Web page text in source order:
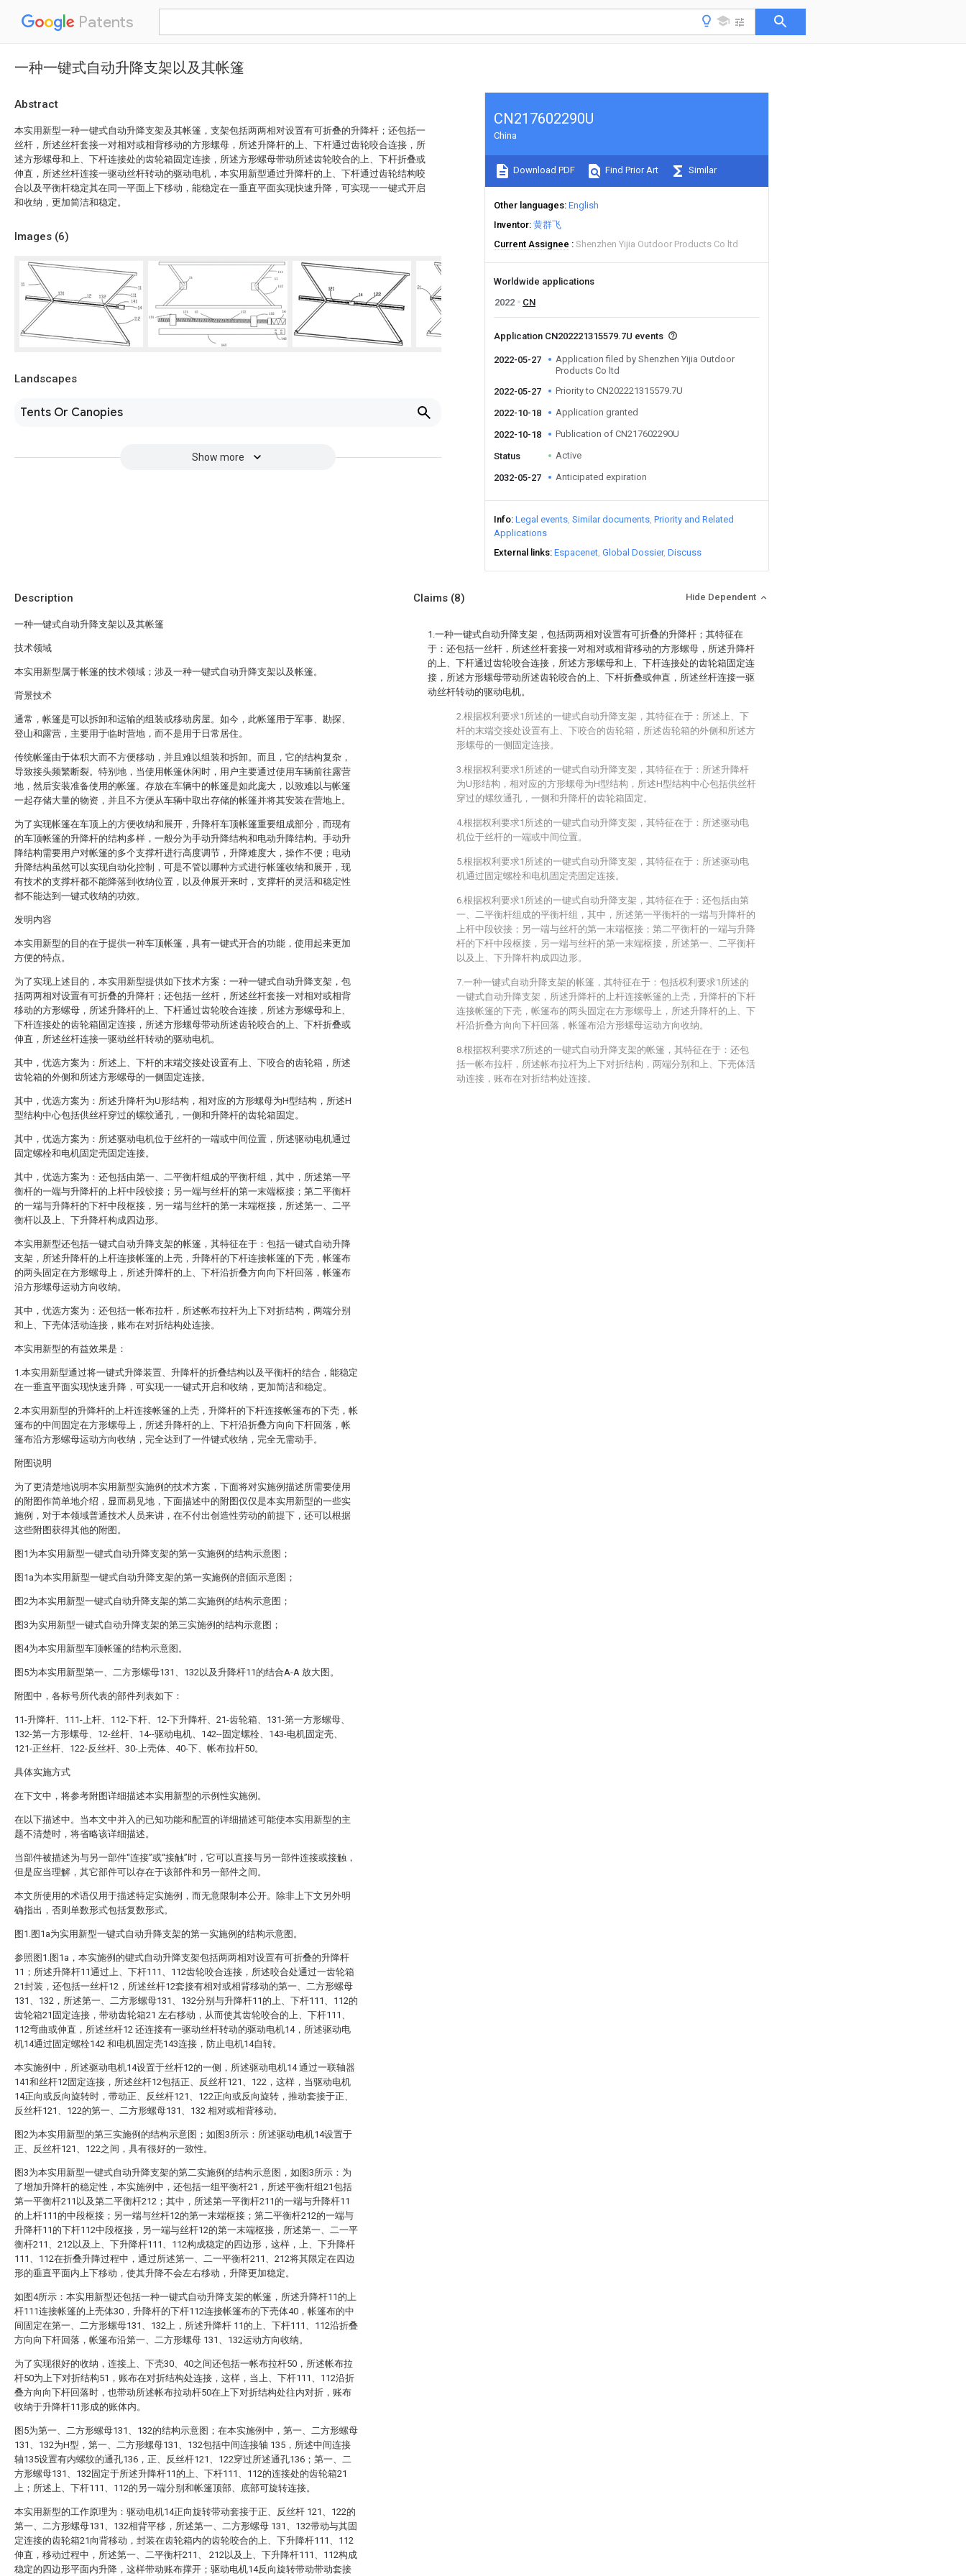
Patents
一种一键式自动升降支架以及其帐篷
Abstract
本实用新型一种一键式自动升降支架及其帐篷，支架包括两两相对设置有可折叠的升降杆；还包括一
丝杆，所述丝杆套接一对相对或相背移动的方形螺母，所述升降杆的上、下杆通过齿轮咬合连接，所
述方形螺母和上、下杆连接处的齿轮箱固定连接，所述方形螺母带动所述齿轮咬合的上、下杆折叠或
伸直，所述丝杆连接一驱动丝杆转动的驱动电机，本实用新型通过升降杆的上、下杆通过齿轮结构咬
合以及平衡杆稳定其在同一平面上下移动，能稳定在一垂直平面实现快速升降，可实现一一键式开启
和收纳，更加简洁和稳定。
Images (6)
Landscapes
Tents Or Canopies
Show more
CN217602290U
China
Download PDF Find Prior Art Similar
Other languages English
Inventor 黄群飞
Current Assignee
Shenzhen Yijia Outdoor Products Co ltd
Worldwide applications
2022
CN
Application CN202221315579.7U events
2022-05-27
Application filed by Shenzhen Yijia Outdoor
Products Co ltd
2022-05-27
Priority to CN202221315579.7U
2022-10-18 Application granted
2022-10-18 Publication of CN217602290U
Status Active
2032-05-27 Anticipated expiration
Info Legal events Similar documents Priority and Related
Applications
External links Espacenet Global Dossier Discuss
Description
一种一键式自动升降支架以及其帐篷
技术领域
本实用新型属于帐篷的技术领域；涉及一种一键式自动升降支架以及帐篷。
背景技术
通常，帐篷是可以拆卸和运输的组装或移动房屋。如今，此帐篷用于军事、勘探、
登山和露营，主要用于临时营地，而不是用于日常居住。
传统帐篷由于体积大而不方便移动，并且难以组装和拆卸。而且，它的结构复杂，
导致接头频繁断裂。特别地，当使用帐篷休闲时，用户主要通过使用车辆前往露营
地，然后安装准备使用的帐篷。存放在车辆中的帐篷是如此庞大，以致难以与帐篷
一起存储大量的物资，并且不方便从车辆中取出存储的帐篷并将其安装在营地上。
为了实现帐篷在车顶上的方便收纳和展开，升降杆车顶帐篷重要组成部分，而现有
的车顶帐篷的升降杆的结构多样，一般分为手动升降结构和电动升降结构。手动升
降结构需要用户对帐篷的多个支撑杆进行高度调节，升降难度大，操作不便；电动
升降结构虽然可以实现自动化控制，可是不管以哪种方式进行帐篷收纳和展开，现
有技术的支撑杆都不能降落到收纳位置，以及伸展开来时，支撑杆的灵活和稳定性
都不能达到一键式收纳的功效。
发明内容
本实用新型的目的在于提供一种车顶帐篷，具有一键式开合的功能，使用起来更加
方便的特点。
为了实现上述目的，本实用新型提供如下技术方案：一种一键式自动升降支架，包
括两两相对设置有可折叠的升降杆；还包括一丝杆，所述丝杆套接一对相对或相背
移动的方形螺母，所述升降杆的上、下杆通过齿轮咬合连接，所述方形螺母和上、
下杆连接处的齿轮箱固定连接，所述方形螺母带动所述齿轮咬合的上、下杆折叠或
伸直，所述丝杆连接一驱动丝杆转动的驱动电机。
其中，优选方案为：所述上、下杆的末端交接处设置有上、下咬合的齿轮箱，所述
齿轮箱的外侧和所述方形螺母的一侧固定连接。
其中，优选方案为：所述升降杆为U形结构，相对应的方形螺母为H型结构，所述H
型结构中心包括供丝杆穿过的螺纹通孔，一侧和升降杆的齿轮箱固定。
其中，优选方案为：所述驱动电机位于丝杆的一端或中间位置，所述驱动电机通过
固定螺栓和电机固定壳固定连接。
其中，优选方案为：还包括由第一、二平衡杆组成的平衡杆组，其中，所述第一平
衡杆的一端与升降杆的上杆中段铰接；另一端与丝杆的第一末端枢接；第二平衡杆
的一端与升降杆的下杆中段枢接，另一端与丝杆的第一末端枢接，所述第一、二平
衡杆以及上、下升降杆构成四边形。
本实用新型还包括一键式自动升降支架的帐篷，其特征在于：包括一键式自动升降
支架，所述升降杆的上杆连接帐篷的上壳，升降杆的下杆连接帐篷的下壳，帐篷布
的两头固定在方形螺母上，所述升降杆的上、下杆沿折叠方向向下杆回落，帐篷布
沿方形螺母运动方向收纳。
其中，优选方案为：还包括一帐布拉杆，所述帐布拉杆为上下对折结构，两端分别
和上、下壳体活动连接，账布在对折结构处连接。
本实用新型的有益效果是：
1.本实用新型通过将一键式升降装置、升降杆的折叠结构以及平衡杆的结合，能稳定
在一垂直平面实现快速升降，可实现一一键式开启和收纳，更加简洁和稳定。
2.本实用新型的升降杆的上杆连接帐篷的上壳，升降杆的下杆连接帐篷布的下壳，帐
篷布的中间固定在方形螺母上，所述升降杆的上、下杆沿折叠方向向下杆回落，帐
篷布沿方形螺母运动方向收纳，完全达到了一件键式收纳，完全无需动手。
附图说明
为了更清楚地说明本实用新型实施例的技术方案，下面将对实施例描述所需要使用
的附图作简单地介绍，显而易见地，下面描述中的附图仅仅是本实用新型的一些实
施例，对于本领域普通技术人员来讲，在不付出创造性劳动的前提下，还可以根据
这些附图获得其他的附图。
图1为本实用新型一键式自动升降支架的第一实施例的结构示意图；
图1a为本实用新型一键式自动升降支架的第一实施例的剖面示意图；
图2为本实用新型一键式自动升降支架的第二实施例的结构示意图；
图3为实用新型一键式自动升降支架的第三实施例的结构示意图；
图4为本实用新型车顶帐篷的结构示意图。
图5为本实用新型第一、二方形螺母131、132以及升降杆11的结合A-A 放大图。
附图中，各标号所代表的部件列表如下：
11-升降杆、111-上杆、112-下杆、12-下升降杆、21-齿轮箱、131-第一方形螺母、
132-第一方形螺母、12-丝杆、14--驱动电机、142--固定螺栓、143-电机固定壳、
121-正丝杆、122-反丝杆、30-上壳体、40-下、帐布拉杆50。
具体实施方式
在下文中，将参考附图详细描述本实用新型的示例性实施例。
在以下描述中。当本文中并入的已知功能和配置的详细描述可能使本实用新型的主
题不清楚时，将省略该详细描述。
当部件被描述为与另一部件“连接”或“接触”时，它可以直接与另一部件连接或接触，
但是应当理解，其它部件可以存在于该部件和另一部件之间。
本文所使用的术语仅用于描述特定实施例，而无意限制本公开。除非上下文另外明
确指出，否则单数形式包括复数形式。
图1.图1a为实用新型一键式自动升降支架的第一实施例的结构示意图。
参照图1.图1a，本实施例的键式自动升降支架包括两两相对设置有可折叠的升降杆
11；所述升降杆11通过上、下杆111、112齿轮咬合连接，所述咬合处通过一齿轮箱
21封装，还包括一丝杆12，所述丝杆12套接有相对或相背移动的第一、二方形螺母
131、132，所述第一、二方形螺母131、132分别与升降杆11的上、下杆111、112的
齿轮箱21固定连接，带动齿轮箱21 左右移动，从而使其齿轮咬合的上、下杆111、
112弯曲或伸直，所述丝杆12 还连接有一驱动丝杆转动的驱动电机14，所述驱动电
机14通过固定螺栓142 和电机固定壳143连接，防止电机14自转。
本实施例中，所述驱动电机14设置于丝杆12的一侧，所述驱动电机14 通过一联轴器
141和丝杆12固定连接，所述丝杆12包括正、反丝杆121、122，这样，当驱动电机
14正向或反向旋转时，带动正、反丝杆121、122正向或反向旋转，推动套接于正、
反丝杆121、122的第一、二方形螺母131、132 相对或相背移动。
图2为本实用新型的第三实施例的结构示意图；如图3所示：所述驱动电机14设置于
正、反丝杆121、122之间，具有很好的一致性。
图3为本实用新型一键式自动升降支架的第二实施例的结构示意图，如图3所示：为
了增加升降杆的稳定性，本实施例中，还包括一组平衡杆21，所述平衡杆组21包括
第一平衡杆211以及第二平衡杆212；其中，所述第一平衡杆211的一端与升降杆11
的上杆111的中段枢接；另一端与丝杆12的第一末端枢接；第二平衡杆212的一端与
升降杆11的下杆112中段枢接，另一端与丝杆12的第一末端枢接，所述第一、二一平
衡杆211、212以及上、下升降杆111、112构成稳定的四边形，这样，上、下升降杆
111、112在折叠升降过程中，通过所述第一、二一平衡杆211、212将其限定在四边
形的垂直平面内上下移动，使其升降不会左右移动，升降更加稳定。
如图4所示：本实用新型还包括一种一键式自动升降支架的帐篷，所述升降杆11的上
杆111连接帐篷的上壳体30，升降杆的下杆112连接帐篷布的下壳体40，帐篷布的中
间固定在第一、二方形螺母131、132上，所述升降杆 11的上、下杆111、112沿折叠
方向向下杆回落，帐篷布沿第一、二方形螺母 131、132运动方向收纳。
为了实现很好的收纳，连接上、下壳30、40之间还包括一帐布拉杆50，所述帐布拉
杆50为上下对折结构51，账布在对折结构处连接，这样，当上、下杆111、112沿折
叠方向向下杆回落时，也带动所述帐布拉动杆50在上下对折结构处往内对折，账布
收纳于升降杆11形成的账体内。
图5为第一、二方形螺母131、132的结构示意图；在本实施例中，第一、二方形螺母
131、132为H型，第一、二方形螺母131、132包括中间连接轴 135，所述中间连接
轴135设置有内螺纹的通孔136，正、反丝杆121、122穿过所述通孔136；第一、二
方形螺母131、132固定于所述升降杆11的上、下杆111、112的连接处的齿轮箱21
上；所述上、下杆111、112的另一端分别和帐篷顶部、底部可旋转连接。
本实用新型的工作原理为：驱动电机14正向旋转带动套接于正、反丝杆 121、122的
第一、二方形螺母131、132相背平移，所述第一、二方形螺母 131、132带动与其固
定连接的齿轮箱21向背移动，封装在齿轮箱内的齿轮咬合的上、下升降杆111、112
伸直，移动过程中，所述第一、二平衡杆211、 212以及上、下升降杆111、112构成
稳定的四边形平面内升降，这样带动账布撑开；驱动电机14反向旋转带动带动套接
Claims (8) Hide Dependent
1.一种一键式自动升降支架，包括两两相对设置有可折叠的升降杆；其特征在
于：还包括一丝杆，所述丝杆套接一对相对或相背移动的方形螺母，所述升降杆
的上、下杆通过齿轮咬合连接，所述方形螺母和上、下杆连接处的齿轮箱固定连
接，所述方形螺母带动所述齿轮咬合的上、下杆折叠或伸直，所述丝杆连接一驱
动丝杆转动的驱动电机。
2.根据权利要求1所述的一键式自动升降支架，其特征在于：所述上、下
杆的末端交接处设置有上、下咬合的齿轮箱，所述齿轮箱的外侧和所述方
形螺母的一侧固定连接。
3.根据权利要求1所述的一键式自动升降支架，其特征在于：所述升降杆
为U形结构，相对应的方形螺母为H型结构，所述H型结构中心包括供丝杆
穿过的螺纹通孔，一侧和升降杆的齿轮箱固定。
4.根据权利要求1所述的一键式自动升降支架，其特征在于：所述驱动电
机位于丝杆的一端或中间位置。
5.根据权利要求1所述的一键式自动升降支架，其特征在于：所述驱动电
机通过固定螺栓和电机固定壳固定连接。
6.根据权利要求1所述的一键式自动升降支架，其特征在于：还包括由第
一、二平衡杆组成的平衡杆组，其中，所述第一平衡杆的一端与升降杆的
上杆中段铰接；另一端与丝杆的第一末端枢接；第二平衡杆的一端与升降
杆的下杆中段枢接，另一端与丝杆的第一末端枢接，所述第一、二平衡杆
以及上、下升降杆构成四边形。
7.一种一键式自动升降支架的帐篷，其特征在于：包括权利要求1所述的
一键式自动升降支架，所述升降杆的上杆连接帐篷的上壳，升降杆的下杆
连接帐篷的下壳，帐篷布的两头固定在方形螺母上，所述升降杆的上、下
杆沿折叠方向向下杆回落，帐篷布沿方形螺母运动方向收纳。
8.根据权利要求7所述的一键式自动升降支架的帐篷，其特征在于：还包
括一帐布拉杆，所述帐布拉杆为上下对折结构，两端分别和上、下壳体活
动连接，账布在对折结构处连接。